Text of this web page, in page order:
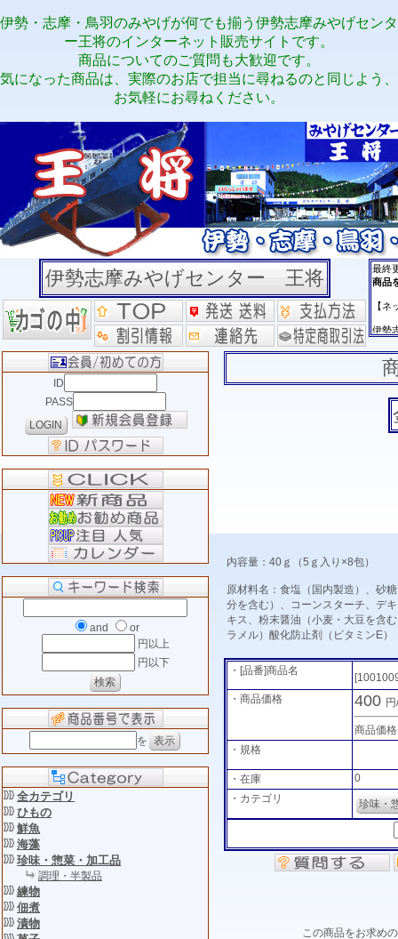
伊勢・志摩・鳥羽のみやげが何でも揃う伊勢志摩みやげセンタ
ー王将のインターネット販売サイトです。
商品についてのご質問も大歓迎です。
気になった商品は、実際のお店で担当に尋ねるのと同じよう、
お気軽にお尋ねください。
伊勢志摩みやげセンター 王将
ID
PASS
and
or
円以上
円以下
を
全カテゴリ
ひもの
鮮魚
海藻
珍味・惣菜・加工品
調理・半製品
練物
佃煮
漬物
内容量：40ｇ（5ｇ入り×8包）
原材料名：食塩（国内製造）、砂
分を含む）、コーンスターチ、デ
キス、粉末醤油（小麦・大豆を含
ラメル）酸化防止剤（ビタミンE）
・[品番]商品名
・商品価格
400
商品価
・規格
・在庫
0
・カテゴリ
珍味・
この商品をお求め